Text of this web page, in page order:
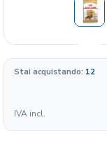
Stai acquistando: 12
IVA incl.
3 kg